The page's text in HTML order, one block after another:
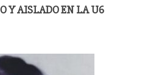
Y AISLADO EN LA U6